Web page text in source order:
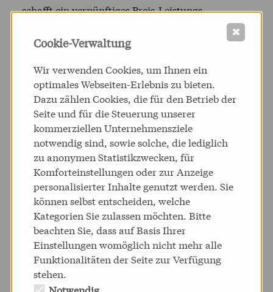
schafft ein vernünftiges Preis-Leistungs-
PACKAGING
DESIGN
mehr dazu
CORPORATE
Cookie-Verwaltung
Wir verwenden Cookies, um Ihnen ein
optimales Webseiten-Erlebnis zu bieten.
Dazu zählen Cookies, die für den Betrieb der
Seite und für die Steuerung unserer
kommerziellen Unternehmensziele
notwendig sind, sowie solche, die lediglich
zu anonymen Statistikzwecken, für
Komforteinstellungen oder zur Anzeige
personalisierter Inhalte genutzt werden. Sie
können selbst entscheiden, welche
Kategorien Sie zulassen möchten. Bitte
beachten Sie, dass auf Basis Ihrer
Einstellungen womöglich nicht mehr alle
Funktionalitäten der Seite zur Verfügung
stehen.
Notwendig
✖